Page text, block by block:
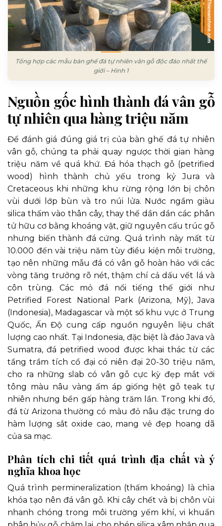
Tổng hợp các mẫu bàn ghế đá tự nhiên vân gỗ độc đáo nhất thế
giới – Hình 1
Nguồn gốc hình thành đá vân gỗ
tự nhiên qua hàng triệu năm
Để đánh giá đúng giá trị của bàn ghế đá tự nhiên
vân gỗ, chúng ta phải quay ngược thời gian hàng
triệu năm về quá khứ. Đá hóa thạch gỗ (petrified
wood) hình thành chủ yếu trong kỷ Jura và
Cretaceous khi những khu rừng rộng lớn bị chôn
vùi dưới lớp bùn và tro núi lửa. Nước ngầm giàu
silica thấm vào thân cây, thay thế dần dần các phân
tử hữu cơ bằng khoáng vật, giữ nguyên cấu trúc gỗ
nhưng biến thành đá cứng. Quá trình này mất từ
10.000 đến vài triệu năm tùy điều kiện môi trường,
tạo nên những mẫu đá có vân gỗ hoàn hảo với các
vòng tăng trưởng rõ nét, thậm chí cả dấu vết lá và
côn trùng. Các mỏ đá nổi tiếng thế giới như
Petrified Forest National Park (Arizona, Mỹ), Java
(Indonesia), Madagascar và một số khu vực ở Trung
Quốc, Ấn Độ cung cấp nguồn nguyên liệu chất
lượng cao nhất. Tại Indonesia, đặc biệt là đảo Java và
Sumatra, đá petrified wood được khai thác từ các
tầng trầm tích cổ đại có niên đại 20-30 triệu năm,
cho ra những slab có vân gỗ cực kỳ đẹp mắt với
tông màu nâu vàng ấm áp giống hệt gỗ teak tự
nhiên nhưng bền gấp hàng trăm lần. Trong khi đó,
đá từ Arizona thường có màu đỏ nâu đặc trưng do
hàm lượng sắt oxide cao, mang vẻ đẹp hoang dã
của sa mạc.
Phân tích chi tiết quá trình địa chất và ý
nghĩa khoa học
Quá trình permineralization (thấm khoáng) là chìa
khóa tạo nên đá vân gỗ. Khi cây chết và bị chôn vùi
nhanh chóng trong môi trường yếm khí, vi khuẩn